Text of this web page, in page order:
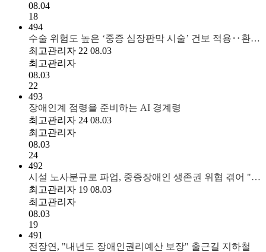
08.04
18
494
수술 위험도 높은 ‘중증 심장판막 시술’ 건보 적용‥환…
최고관리자 22 08.03
최고관리자
08.03
22
493
장애인계 점령을 준비하는 AI 경계령
최고관리자 24 08.03
최고관리자
08.03
24
492
시설 노사분규로 파업, 중증장애인 생존권 위협 겪어 "…
최고관리자 19 08.03
최고관리자
08.03
19
491
전장연, "내년도 장애인권리예산 보장" 출근길 지하철